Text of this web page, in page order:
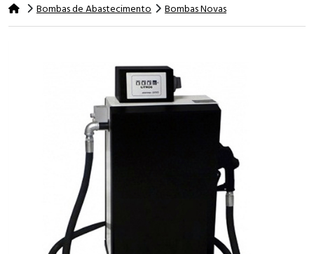
Bombas de Abastecimento Bombas Novas